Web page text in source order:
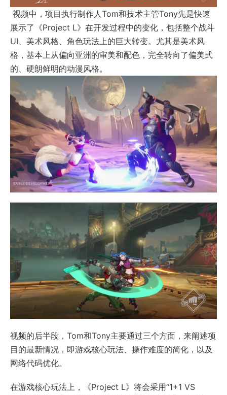
视频中，项目执行制作人Tom和技术主管Tony先是快速
展示了《Project L》在开发过程中的变化，包括整个战斗
UI、美术风格、角色玩法上的巨大转变。尤其是美术风
格，基本上从偏向亚洲的审美和配色，完全转向了偏美式
的、硬朗鲜明的动漫风格。
视频的后半段，Tom和Tony主要通过三个方面，来阐述项
目的最新情况，即游戏核心玩法、操作难度的简化，以及
网络代码优化。
在游戏核心玩法上，《Project L》将会采用“1+1 VS